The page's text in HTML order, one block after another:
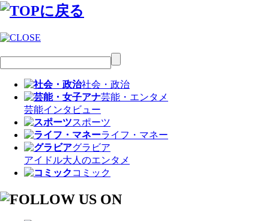
社会・政治
芸能・エンタメ
芸能インタビュー
スポーツ
ライフ・マネー
グラビア
アイドル大人のエンタメ
コミック